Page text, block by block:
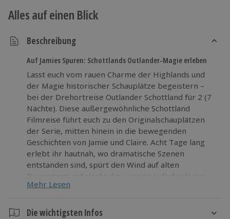
Alles auf einen Blick
Beschreibung
Auf Jamies Spuren: Schottlands Outlander-Magie erleben
Lasst euch vom rauen Charme der Highlands und
der Magie historischer Schauplätze begeistern –
bei der Drehortreise Outlander Schottland für 2 (7
Nächte). Diese außergewöhnliche Schottland
Filmreise führt euch zu den Originalschauplätzen
der Serie, mitten hinein in die bewegenden
Geschichten von Jamie und Claire. Acht Tage lang
erlebt ihr hautnah, wo dramatische Szenen
entstanden sind, spürt den Wind auf alten
Burgruinen und riecht die würzige Luft der Natur.
Hochwertige Unterkünfte mit Frühstück sorgen
umfassenden Infopaket seid ihr bestens auf euer
Mehr Lesen
Die wichtigsten Infos